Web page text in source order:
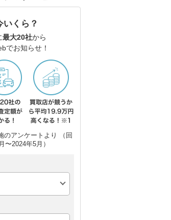
いくら？
最大20社から
でお知らせ！
のアンケートより （回
〜2024年5月）